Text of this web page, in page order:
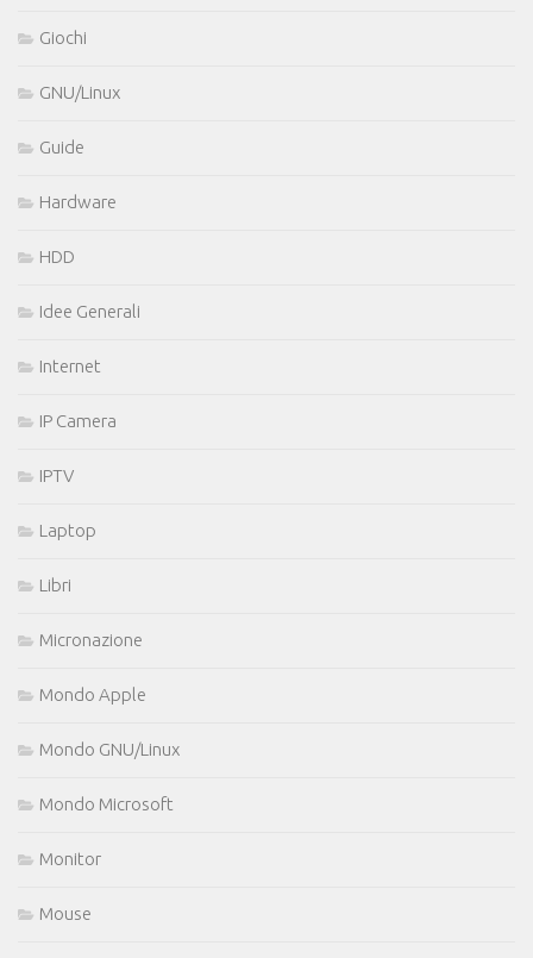
Giochi
GNU/Linux
Guide
Hardware
HDD
Idee Generali
Internet
IP Camera
IPTV
Laptop
Libri
Micronazione
Mondo Apple
Mondo GNU/Linux
Mondo Microsoft
Monitor
Mouse